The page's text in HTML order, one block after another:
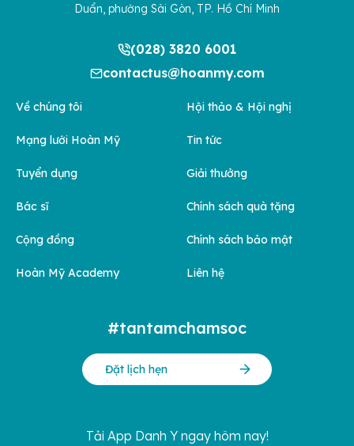
Duẩn, phường Sài Gòn, TP. Hồ Chí Minh
(028) 3820 6001
contactus@hoanmy.com
Về chúng tôi
Mạng lưới Hoàn Mỹ
Tuyển dụng
Bác sĩ
Cộng đồng
Hoàn Mỹ Academy
Hội thảo & Hội nghị
Tin tức
Giải thưởng
Chính sách quà tặng
Chính sách bảo mật
Liên hệ
#tantamchamsoc
Đặt lịch hẹn
Tải App Danh Y ngay hôm nay!